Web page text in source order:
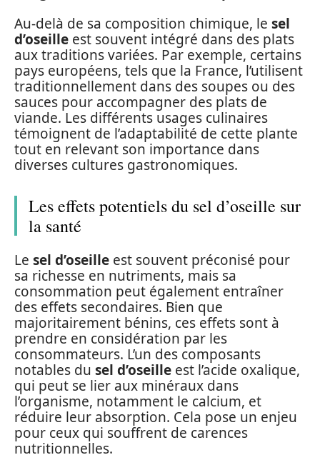
Au-delà de sa composition chimique, le sel
d’oseille est souvent intégré dans des plats
aux traditions variées. Par exemple, certains
pays européens, tels que la France, l’utilisent
traditionnellement dans des soupes ou des
sauces pour accompagner des plats de
viande. Les différents usages culinaires
témoignent de l’adaptabilité de cette plante
tout en relevant son importance dans
diverses cultures gastronomiques.
Les effets potentiels du sel d’oseille sur
la santé
Le sel d’oseille est souvent préconisé pour
sa richesse en nutriments, mais sa
consommation peut également entraîner
des effets secondaires. Bien que
majoritairement bénins, ces effets sont à
prendre en considération par les
consommateurs. L’un des composants
notables du sel d’oseille est l’acide oxalique,
qui peut se lier aux minéraux dans
l’organisme, notamment le calcium, et
réduire leur absorption. Cela pose un enjeu
pour ceux qui souffrent de carences
nutritionnelles.